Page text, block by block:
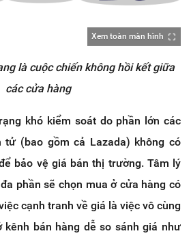
Xem toàn màn hình
là cuộc chiến không hồi kết giữa
các cửa hàng
khó kiểm soát do phần lớn các
tử (bao gồm cả Lazada) không có
bảo vệ giá bán thị trường. Tâm lý
phần sẽ chọn mua ở cửa hàng có
cạnh tranh về giá là việc vô cùng
kênh bán hàng dễ so sánh giá như